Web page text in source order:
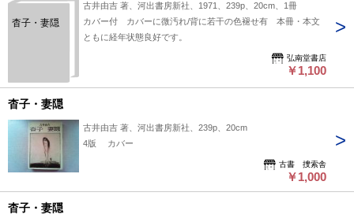
杳子・妻隠
古井由吉 著、河出書房新社、1971、239p、20cm、1冊
カバー付 カバーに微汚れ/背に若干の色褪せ有 本冊・本文
ともに経年状態良好です。
弘南堂書店
￥1,100
杳子・妻隠
古井由吉 著、河出書房新社、239p、20cm
4版 カバー
古書 捜索舎
￥1,000
杳子・妻隠